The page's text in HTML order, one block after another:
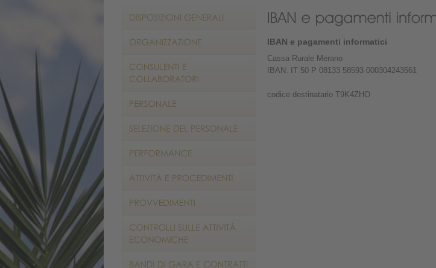
IBAN e pagamenti informatici
Cassa Rurale Merano
IBAN: IT 50 P 08133 58593 000304243561
codice destinatario T9K4ZHO